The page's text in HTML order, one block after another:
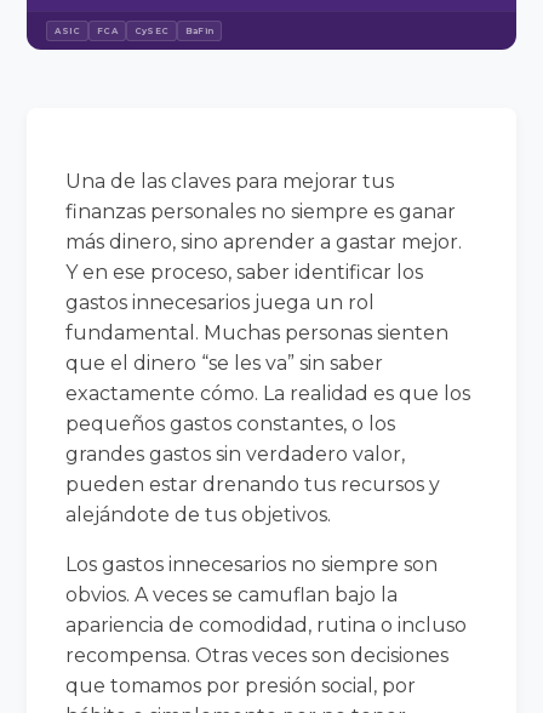
ASIC FCA CySEC BaFin
Una de las claves para mejorar tus
finanzas personales no siempre es ganar
más dinero, sino aprender a gastar mejor.
Y en ese proceso, saber identificar los
gastos innecesarios juega un rol
fundamental. Muchas personas sienten
que el dinero “se les va” sin saber
exactamente cómo. La realidad es que los
pequeños gastos constantes, o los
grandes gastos sin verdadero valor,
pueden estar drenando tus recursos y
alejándote de tus objetivos.
Los gastos innecesarios no siempre son
obvios. A veces se camuflan bajo la
apariencia de comodidad, rutina o incluso
recompensa. Otras veces son decisiones
que tomamos por presión social, por